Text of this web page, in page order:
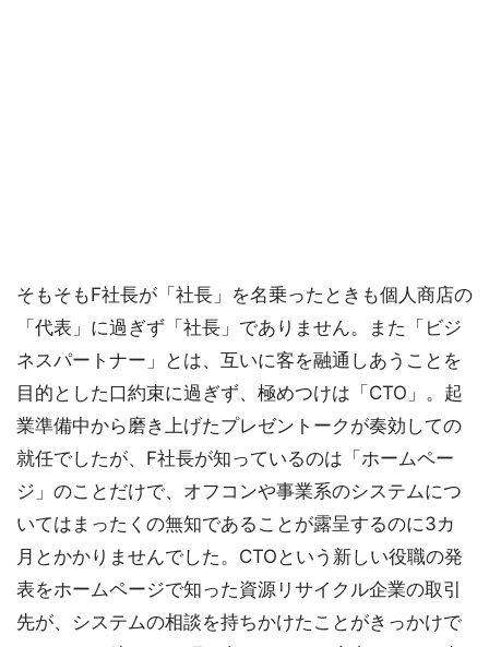
そもそもF社長が「社長」を名乗ったときも個人商店の
「代表」に過ぎず「社長」でありません。また「ビジ
ネスパートナー」とは、互いに客を融通しあうことを
目的とした口約束に過ぎず、極めつけは「CTO」。起
業準備中から磨き上げたプレゼントークが奏効しての
就任でしたが、F社長が知っているのは「ホームペー
ジ」のことだけで、オフコンや事業系のシステムにつ
いてはまったくの無知であることが露呈するのに3カ
月とかかりませんでした。CTOという新しい役職の発
表をホームページで知った資源リサイクル企業の取引
先が、システムの相談を持ちかけたことがきっかけで